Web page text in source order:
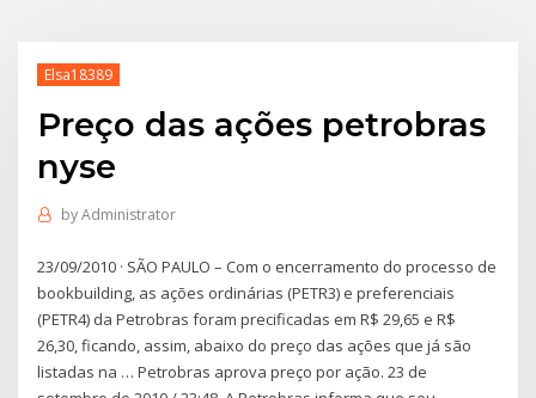
Elsa18389
Preço das ações petrobras
nyse
byAdministrator
23/09/2010 · SÃO PAULO – Com o encerramento do processo de
bookbuilding, as ações ordinárias (PETR3) e preferenciais
(PETR4) da Petrobras foram precificadas em R$ 29,65 e R$
26,30, ficando, assim, abaixo do preço das ações que já são
listadas na … Petrobras aprova preço por ação. 23 de